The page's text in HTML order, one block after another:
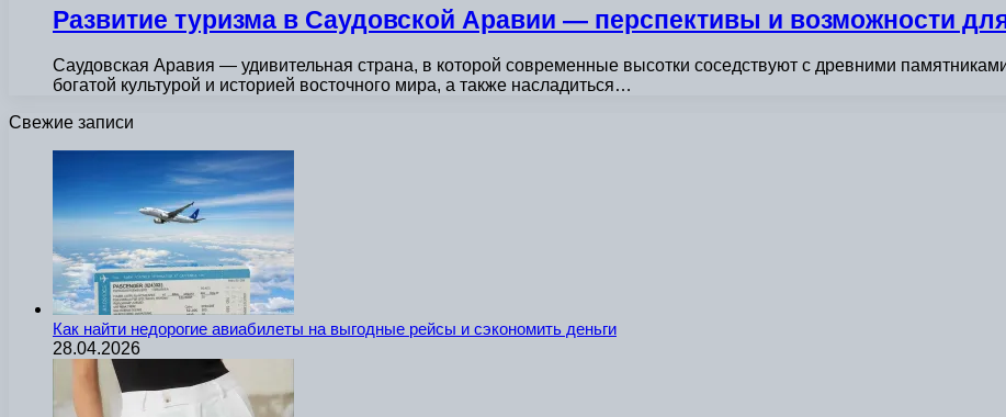
Развитие туризма в Саудовской Аравии — перспективы и возможности
Саудовская Аравия — удивительная страна, в которой современные высотки соседствуют с древними
богатой культурой и историей восточного мира, а также насладиться…
Свежие записи
Как найти недорогие авиабилеты на выгодные рейсы и сэкономить деньги
28.04.2026